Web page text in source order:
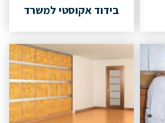
בידוד אקוסטי למשרד